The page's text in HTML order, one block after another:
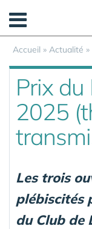
Accueil » Actualité »
Prix du
2025
Les trois
plébiscités
du Club de
Panneau de